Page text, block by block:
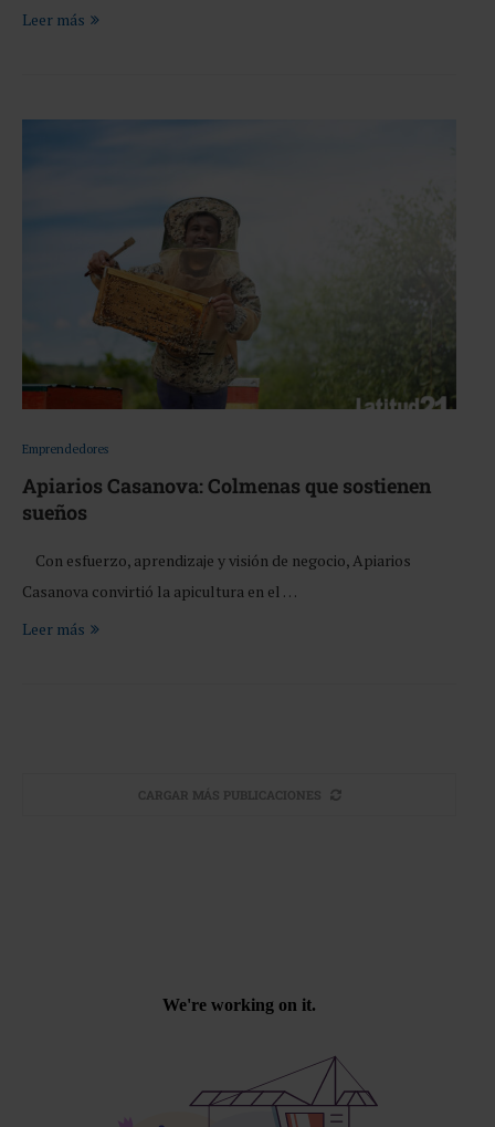
Leer más
Emprendedores
Apiarios Casanova: Colmenas que sostienen
sueños
Con esfuerzo, aprendizaje y visión de negocio, Apiarios
Casanova convirtió la apicultura en el …
Leer más
CARGAR MÁS PUBLICACIONES